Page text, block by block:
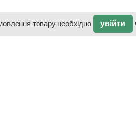
товару необхідно увійти